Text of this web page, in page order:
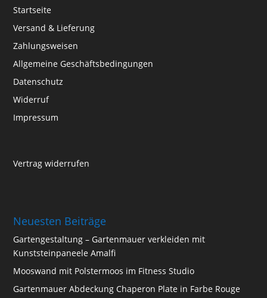
Startseite
Versand & Lieferung
Zahlungsweisen
Allgemeine Geschäftsbedingungen
Datenschutz
Widerruf
Impressum
Vertrag widerrufen
Neuesten Beiträge
Gartengestaltung – Gartenmauer verkleiden mit
Kunststeinpaneele Amalfi
Mooswand mit Polstermoos im Fitness Studio
Gartenmauer Abdeckung Chaperon Plate in Farbe Rouge